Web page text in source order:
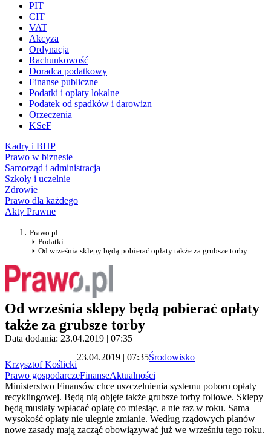
PIT
CIT
VAT
Akcyza
Ordynacja
Rachunkowość
Doradca podatkowy
Finanse publiczne
Podatki i opłaty lokalne
Podatek od spadków i darowizn
Orzeczenia
KSeF
Kadry i BHP
Prawo w biznesie
Samorząd i administracja
Szkoły i uczelnie
Zdrowie
Prawo dla każdego
Akty Prawne
Prawo.pl
Podatki
Od września sklepy będą pobierać opłaty także za grubsze torby
Od września sklepy będą pobierać opłaty
także za grubsze torby
Data dodania: 23.04.2019 | 07:35
Krzysztof Koślicki
23.04.2019 | 07:35Środowisko
Prawo gospodarczeFinanseAktualności
Ministerstwo Finansów chce uszczelnienia systemu poboru opłaty
recyklingowej. Będą nią objęte także grubsze torby foliowe. Sklepy
będą musiały wpłacać opłatę co miesiąc, a nie raz w roku. Sama
wysokość opłaty nie ulegnie zmianie. Według rządowych planów
nowe zasady mają zacząć obowiązywać już we wrześniu tego roku.